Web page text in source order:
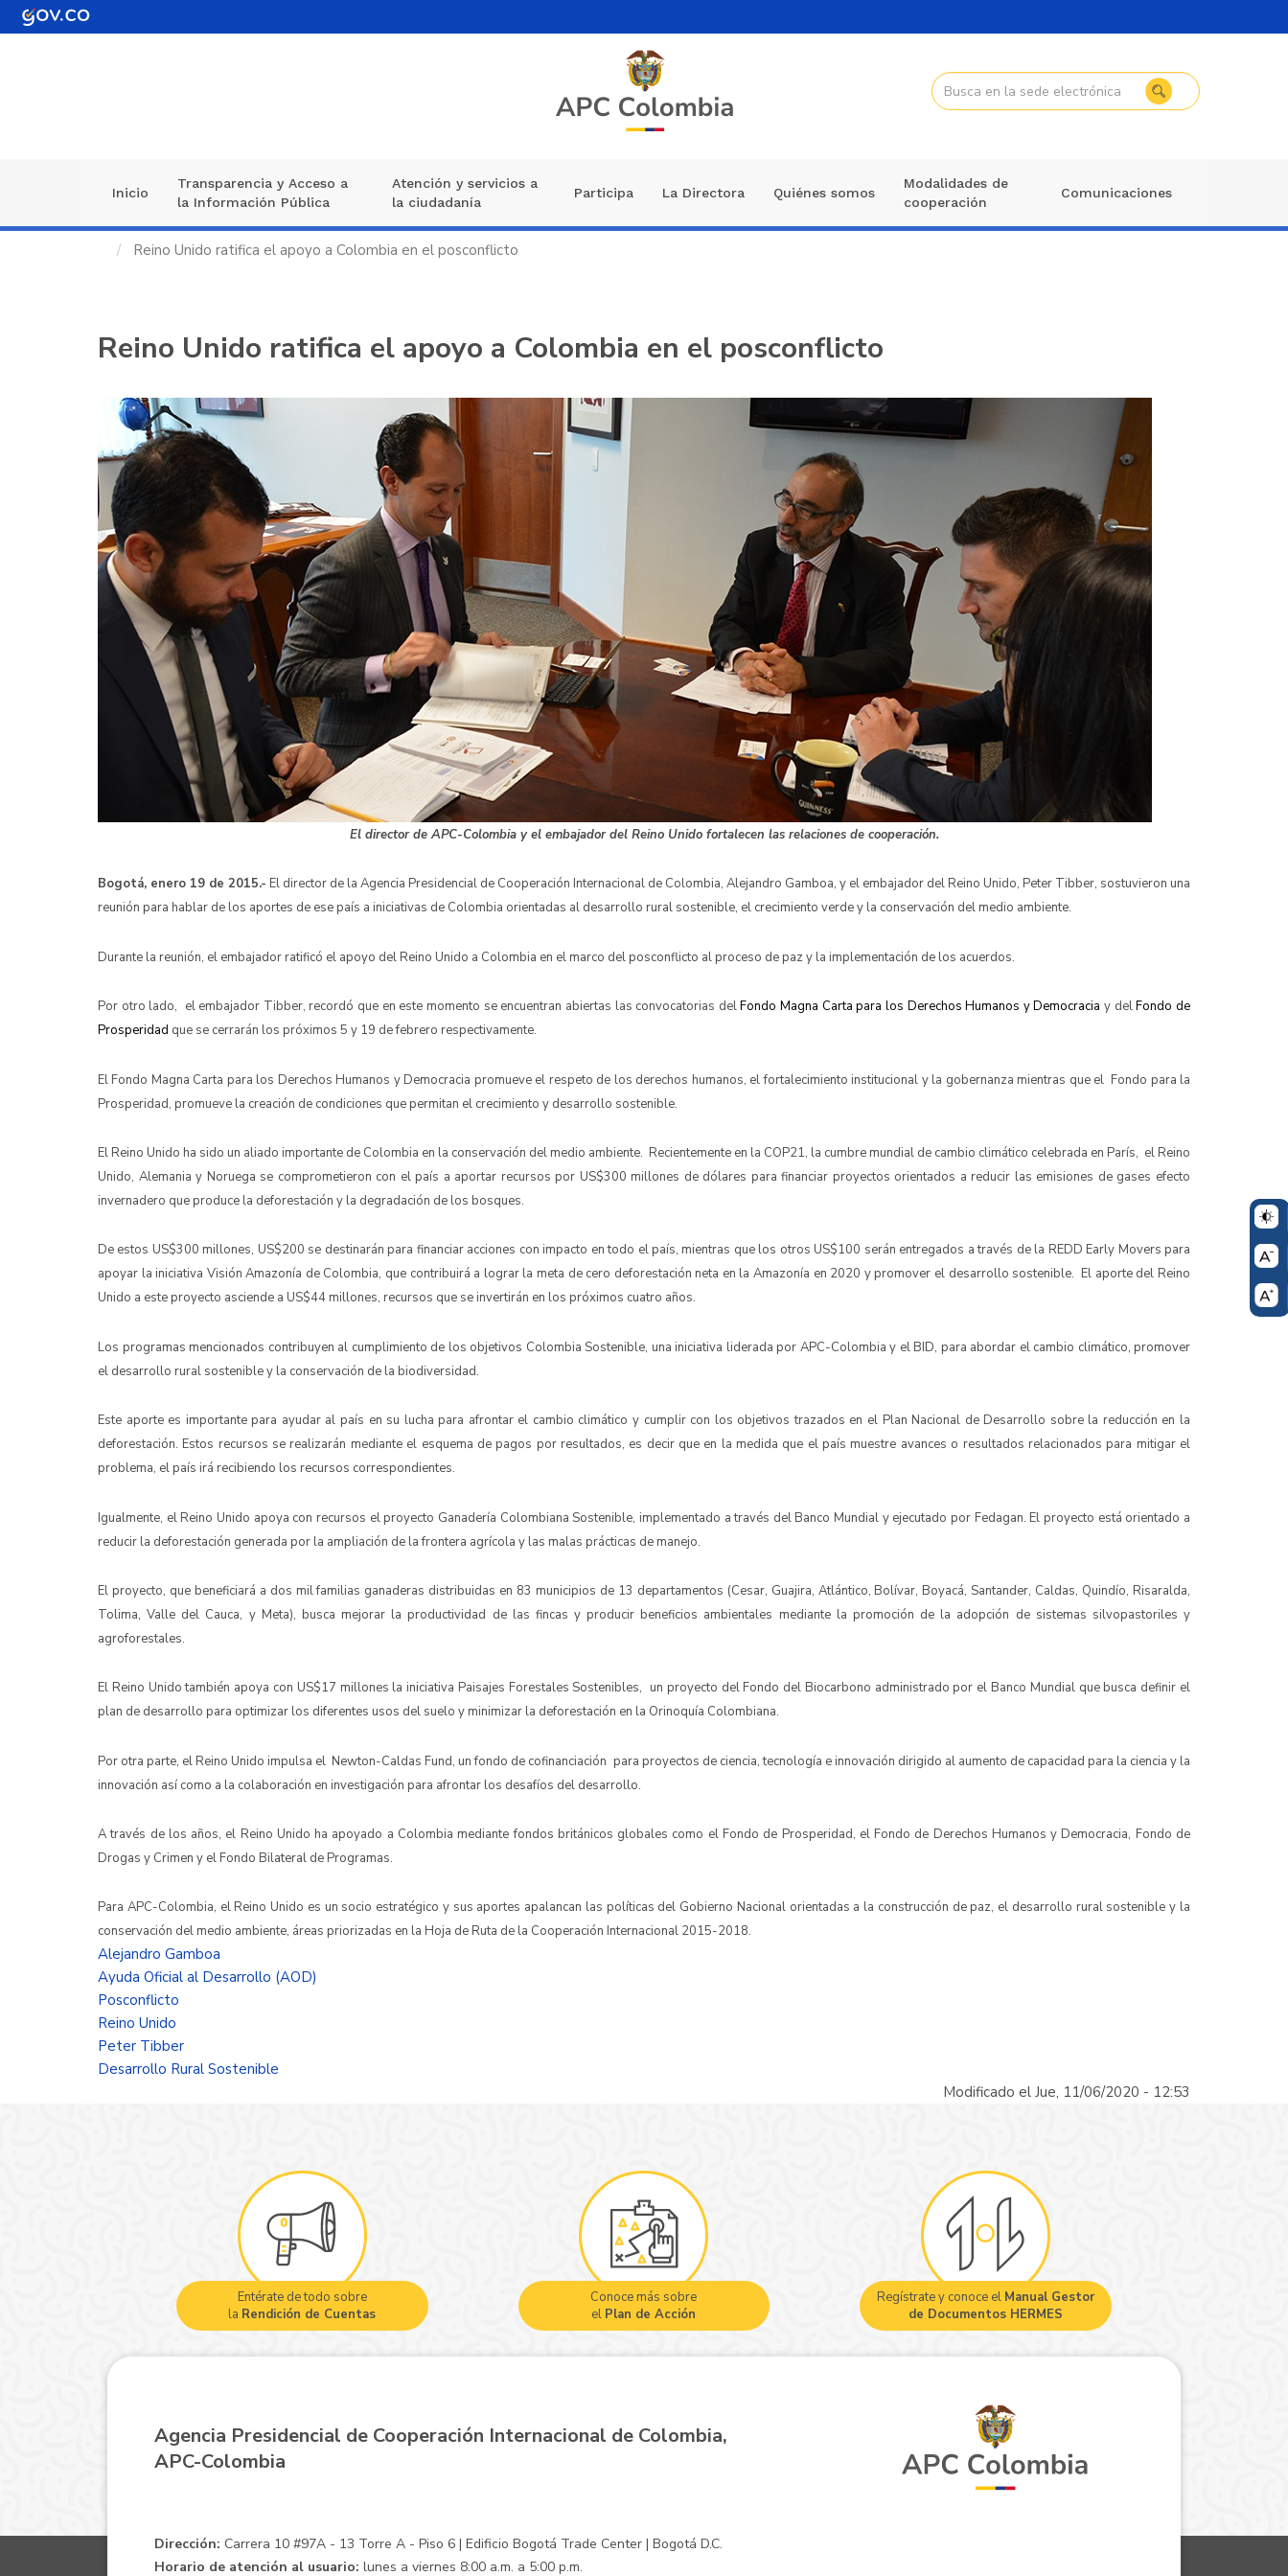
Pasar
al
Navegación
principal
Inicio
Transparencia y Acceso a
la Información Pública
Atención y servicios a
la ciudadanía
Participa La Directora Quiénes somos
Modalidades de
cooperación
Comunicaciones
Reino Unido ratifica el apoyo a Colombia en el posconflicto
Reino Unido ratifica el apoyo a Colombia en el posconflicto
El director de APC-Colombia y el embajador del Reino Unido fortalecen las relaciones de cooperación.
Bogotá, enero 19 de 2015.- El director de la Agencia Presidencial de Cooperación Internacional de Colombia, Alejandro Gamboa, y el embajador del Reino Unido, Peter Tibber, sostuvieron una
reunión para hablar de los aportes de ese país a iniciativas de Colombia orientadas al desarrollo rural sostenible, el crecimiento verde y la conservación del medio ambiente.
Durante la reunión, el embajador ratificó el apoyo del Reino Unido a Colombia en el marco del posconflicto al proceso de paz y la implementación de los acuerdos.
Por otro lado, el embajador Tibber, recordó que en este momento se encuentran abiertas las convocatorias delFondo Magna Carta para los Derechos Humanos y Democracia y delFondo de
Prosperidad que se cerrarán los próximos 5 y 19 de febrero respectivamente.
El Fondo Magna Carta para los Derechos Humanos y Democracia promueve el respeto de los derechos humanos, el fortalecimiento institucional y la gobernanza mientras que el Fondo para la
Prosperidad, promueve la creación de condiciones que permitan el crecimiento y desarrollo sostenible.
El Reino Unido ha sido un aliado importante de Colombia en la conservación del medio ambiente. Recientemente en la COP21, la cumbre mundial de cambio climático celebrada en París, el Reino
Unido, Alemania y Noruega se comprometieron con el país a aportar recursos por US$300 millones de dólares para financiar proyectos orientados a reducir las emisiones de gases efecto
invernadero que produce la deforestación y la degradación de los bosques.
De estos US$300 millones, US$200 se destinarán para financiar acciones con impacto en todo el país, mientras que los otros US$100 serán entregados a través de la REDD Early Movers para
apoyar la iniciativa Visión Amazonía de Colombia, que contribuirá a lograr la meta de cero deforestación neta en la Amazonía en 2020 y promover el desarrollo sostenible. El aporte del Reino
Unido a este proyecto asciende a US$44 millones, recursos que se invertirán en los próximos cuatro años.
Los programas mencionados contribuyen al cumplimiento de los objetivos Colombia Sostenible, una iniciativa liderada por APC-Colombia y el BID, para abordar el cambio climático, promover
el desarrollo rural sostenible y la conservación de la biodiversidad.
Este aporte es importante para ayudar al país en su lucha para afrontar el cambio climático y cumplir con los objetivos trazados en el Plan Nacional de Desarrollo sobre la reducción en la
deforestación. Estos recursos se realizarán mediante el esquema de pagos por resultados, es decir que en la medida que el país muestre avances o resultados relacionados para mitigar el
problema, el país irá recibiendo los recursos correspondientes.
Igualmente, el Reino Unido apoya con recursos el proyecto Ganadería Colombiana Sostenible, implementado a través del Banco Mundial y ejecutado por Fedagan. El proyecto está orientado a
reducir la deforestación generada por la ampliación de la frontera agrícola y las malas prácticas de manejo.
El proyecto, que beneficiará a dos mil familias ganaderas distribuidas en 83 municipios de 13 departamentos (Cesar, Guajira, Atlántico, Bolívar, Boyacá, Santander, Caldas, Quindío, Risaralda,
Tolima, Valle del Cauca, y Meta), busca mejorar la productividad de las fincas y producir beneficios ambientales mediante la promoción de la adopción de sistemas silvopastoriles y
agroforestales.
El Reino Unido también apoya con US$17 millones la iniciativa Paisajes Forestales Sostenibles, un proyecto del Fondo del Biocarbono administrado por el Banco Mundial que busca definir el
plan de desarrollo para optimizar los diferentes usos del suelo y minimizar la deforestación en la Orinoquía Colombiana.
Por otra parte, el Reino Unido impulsa el Newton-Caldas Fund, un fondo de cofinanciación para proyectos de ciencia, tecnología e innovación dirigido al aumento de capacidad para la ciencia y la
innovación así como a la colaboración en investigación para afrontar los desafíos del desarrollo.
A través de los años, el Reino Unido ha apoyado a Colombia mediante fondos británicos globales como el Fondo de Prosperidad, el Fondo de Derechos Humanos y Democracia, Fondo de
Drogas y Crimen y el Fondo Bilateral de Programas.
Para APC-Colombia, el Reino Unido es un socio estratégico y sus aportes apalancan las políticas del Gobierno Nacional orientadas a la construcción de paz, el desarrollo rural sostenible y la
conservación del medio ambiente, áreas priorizadas en la Hoja de Ruta de la Cooperación Internacional 2015-2018.
Alejandro Gamboa
Ayuda Oficial al Desarrollo (AOD)
Posconflicto
Reino Unido
Peter Tibber
Desarrollo Rural Sostenible
Modificado el Jue, 11/06/2020 - 12:53
Entérate de todo sobre
la Rendición de Cuentas
Conoce más sobre
el Plan de Acción
Regístrate y conoce el Manual Gestor
de Documentos HERMES
Agencia Presidencial de Cooperación Internacional de Colombia,
APC-Colombia
Dirección: Carrera 10 #97A - 13 Torre A - Piso 6 | Edificio Bogotá Trade Center | Bogotá D.C.
Horario de atención al usuario: lunes a viernes 8:00 a.m. a 5:00 p.m.